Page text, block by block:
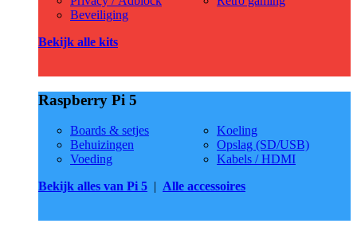
Beveiliging
Bekijk alle kits
Raspberry Pi 5
Boards & setjes
Behuizingen
Voeding
Koeling
Opslag (SD/USB)
Kabels / HDMI
Bekijk alles van Pi 5 | Alle accessoires